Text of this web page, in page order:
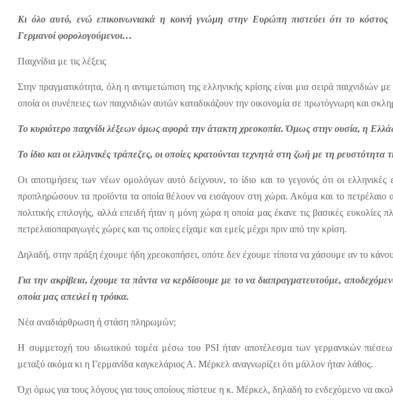
Κι όλο αυτό, ενώ επικοινωνιακά η κοινή γνώμη στην Ευρώπη πιστεύει ότι το κόστος
Γερμανοί φορολογούμενοι…
Παιχνίδια με τις λέξεις
Στην πραγματικότητα, όλη η αντιμετώπιση της ελληνικής κρίσης είναι μια σειρά παιχνιδιών με
οποία οι συνέπειες των παιχνιδιών αυτών καταδικάζουν την οικονομία σε πρωτόγνωρη και
Το κυριότερο παιχνίδι λέξεων όμως αφορά την άτακτη χρεοκοπία. Όμως στην ουσία, η
Το ίδιο και οι ελληνικές τράπεζες, οι οποίες κρατούνται τεχνητά στη ζωή με τη
Οι αποτιμήσεις των νέων ομολόγων αυτό δείχνουν, το ίδιο και το γεγονός ότι οι ελληνικές
προπληρώσουν τα προϊόντα τα οποία θέλουν να εισάγουν στη χώρα. Ακόμα και το πετρέλαιο
πολιτικής επιλογής, αλλά επειδή ήταν η μόνη χώρα η οποία μας έκανε τις βασικές ευκολίες
πετρελαιοπαραγωγές χώρες και τις οποίες είχαμε και εμείς μέχρι πριν από την κρίση.
Δηλαδή, στην πράξη έχουμε ήδη χρεοκοπήσει, οπότε δεν έχουμε τίποτα να χάσουμε αν το
Για την ακρίβεια, έχουμε τα πάντα να κερδίσουμε με το να διαπραγματευτούμε,
οποία μας απειλεί η τρόικα.
Νέα αναδιάρθρωση ή στάση πληρωμών;
Η συμμετοχή του ιδιωτικού τομέα μέσω του PSIήταν αποτέλεσμα των γερμανικών
μεταξύ ακόμα κι η Γερμανίδα καγκελάριος Α. Μέρκελ αναγνωρίζει ότι μάλλον ήταν λάθος.
Όχι όμως για τους λόγους για τους οποίους πίστευε η κ. Μέρκελ, δηλαδή το ενδεχόμενο να